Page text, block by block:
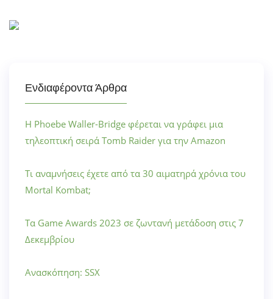
Ενδιαφέροντα Άρθρα
Η Phoebe Waller-Bridge φέρεται να γράφει μια
τηλεοπτική σειρά Tomb Raider για την Amazon
Τι αναμνήσεις έχετε από τα 30 αιματηρά χρόνια του
Mortal Kombat;
Τα Game Awards 2023 σε ζωντανή μετάδοση στις 7
Δεκεμβρίου
Ανασκόπηση: SSX